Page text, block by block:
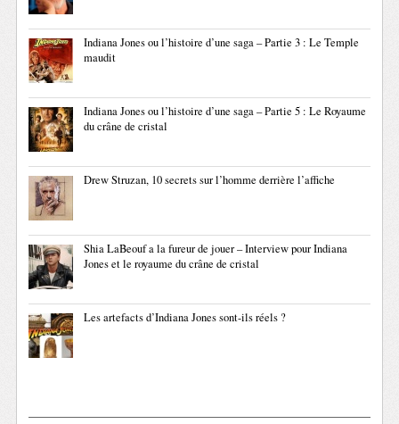
Indiana Jones ou l’histoire d’une saga – Partie 3 : Le Temple
maudit
Indiana Jones ou l’histoire d’une saga – Partie 5 : Le Royaume
du crâne de cristal
Drew Struzan, 10 secrets sur l’homme derrière l’affiche
Shia LaBeouf a la fureur de jouer – Interview pour Indiana
Jones et le royaume du crâne de cristal
Les artefacts d’Indiana Jones sont-ils réels ?